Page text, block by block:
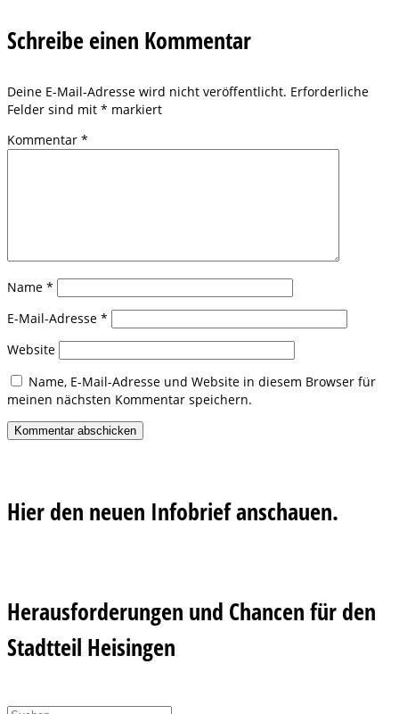
Schreibe einen Kommentar
Deine E-Mail-Adresse wird nicht veröffentlicht. Erforderliche
Felder sind mit * markiert
Kommentar *
Name *
E-Mail-Adresse *
Website
Name, E-Mail-Adresse und Website in diesem Browser für
meinen nächsten Kommentar speichern.
Hier den neuen Infobrief anschauen.
Herausforderungen und Chancen für den
Stadtteil Heisingen